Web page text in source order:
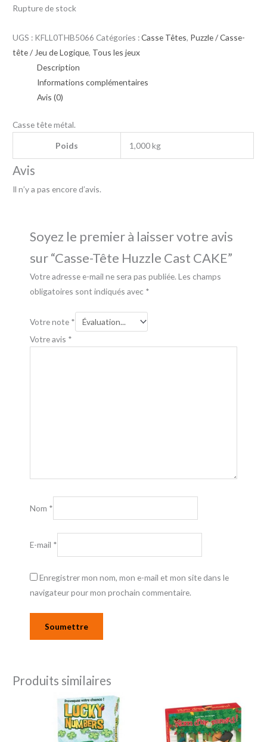
Rupture de stock
UGS : KFLL0THB5066 Catégories :Casse Têtes, Puzzle / Casse-
tête / Jeu de Logique, Tous les jeux
Description
Informations complémentaires
Avis (0)
Casse tête métal.
Poids 1,000 kg
Avis
Il n’y a pas encore d’avis.
Soyez le premier à laisser votre avis
sur “Casse-Tête Huzzle Cast CAKE”
Votre adresse e-mail ne sera pas publiée. Les champs
obligatoires sont indiqués avec *
Votre note *
Votre avis *
Nom *
E-mail *
Enregistrer mon nom, mon e-mail et mon site dans le
navigateur pour mon prochain commentaire.
Produits similaires